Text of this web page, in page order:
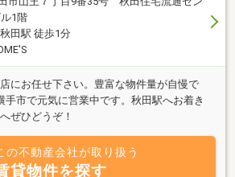
1階
田駅 徒歩1分
にお任せ下さい。豊富な物件量が自慢で
手市で元気に営業中です。秋田駅へお着き
ぜひどうぞ！
の不動産会社が取り扱う
貸物件を探す